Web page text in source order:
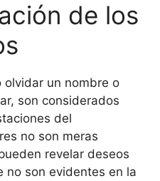
de los
olvidar un nombre o
son considerados
del
no son meras
revelar deseos
no son evidentes en la